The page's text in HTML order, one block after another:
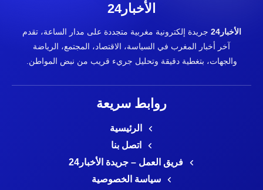
الأخبار24
الأخبار24
جريدة إلكترونية مغربية متجددة على مدار الساعة، تقدم
آخر أخبار المغرب في السياسة، الاقتصاد، المجتمع، الرياضة
والجهات، بتغطية دقيقة وتحليل جريء قريب من نبض المواطن.
روابط سريعة
الرئيسية
اتصل بنا
فريق العمل – جريدة الأخبار24
سياسة الخصوصية